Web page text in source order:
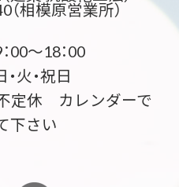
模原営業所）
00～18：00
火・祝日
定休 カレンダーで
下さい